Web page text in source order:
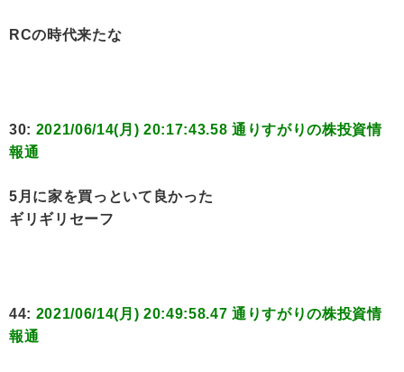
RCの時代来たな
30: 2021/06/14(月) 20:17:43.58 通りすがりの株投資情
報通
5月に家を買っといて良かった
ギリギリセーフ
44: 2021/06/14(月) 20:49:58.47 通りすがりの株投資情
報通